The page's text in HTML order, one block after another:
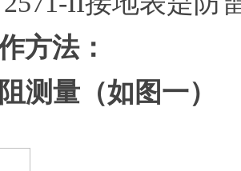
方法：
测量（如图一）